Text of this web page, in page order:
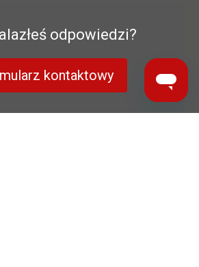
odpowiedzi?
kontaktowy